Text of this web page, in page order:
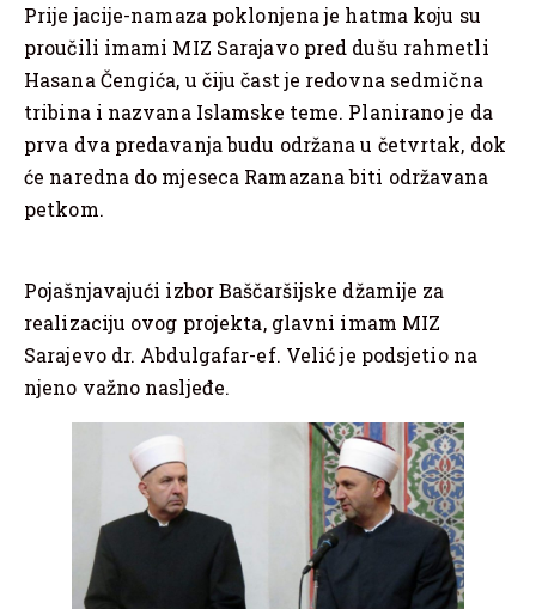
Prije jacije-namaza poklonjena je hatma koju su
proučili imami MIZ Sarajavo pred dušu rahmetli
Hasana Čengića, u čiju čast je redovna sedmična
tribina i nazvana Islamske teme. Planirano je da
prva dva predavanja budu održana u četvrtak, dok
će naredna do mjeseca Ramazana biti održavana
petkom.
Pojašnjavajući izbor Baščaršijske džamije za
realizaciju ovog projekta, glavni imam MIZ
Sarajevo dr. Abdulgafar-ef. Velić je podsjetio na
njeno važno nasljeđe.